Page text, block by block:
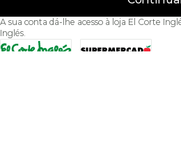
A sua conta dá-lhe acesso à loja El Corte
Inglés.